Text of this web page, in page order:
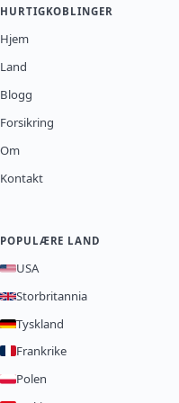
HURTIGKOBLINGER
Hjem
Land
Blogg
Forsikring
Om
Kontakt
POPULÆRE LAND
USA
Storbritannia
Tyskland
Frankrike
Polen